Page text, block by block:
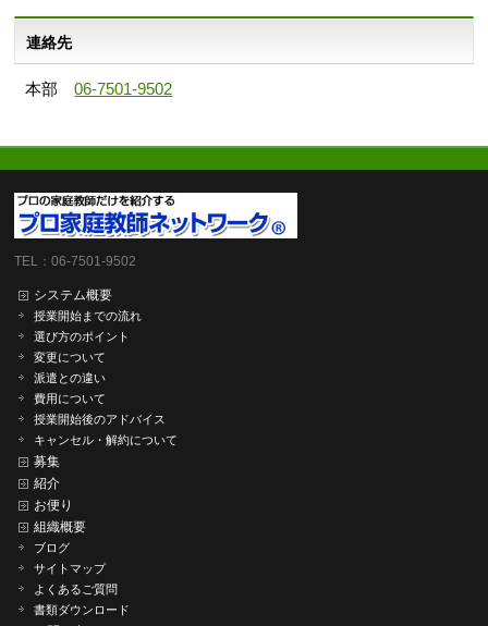
連絡先
本部06-7501-9502
TEL：06-7501-9502
システム概要
授業開始までの流れ
選び方のポイント
変更について
派遣との違い
費用について
授業開始後のアドバイス
キャンセル・解約について
募集
紹介
お便り
組織概要
ブログ
サイトマップ
よくあるご質問
書類ダウンロード